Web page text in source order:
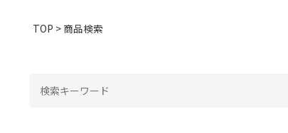
TOP > 商品検索